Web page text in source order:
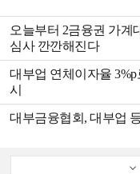
오늘부터 2금융권 가
심사 깐깐해진다
대부업 연체이자율
시
대부금융협회, 대부업